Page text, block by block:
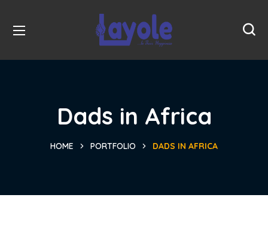
Dads in Africa
HOME PORTFOLIO DADS IN AFRICA